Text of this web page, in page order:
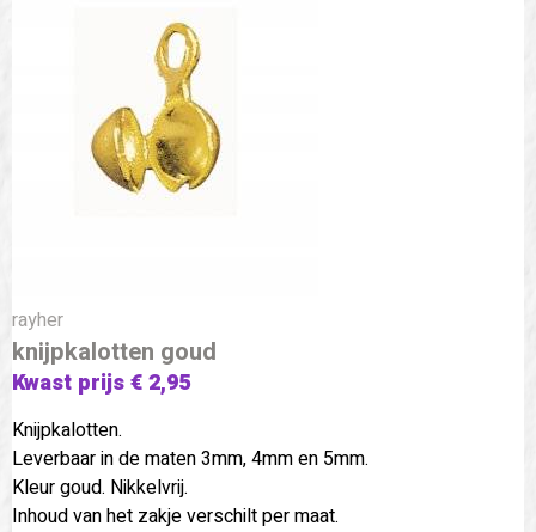
rayher
knijpkalotten goud
Kwast prijs € 2,95
Knijpkalotten.
Leverbaar in de maten 3mm, 4mm en 5mm.
Kleur goud. Nikkelvrij.
Inhoud van het zakje verschilt per maat.